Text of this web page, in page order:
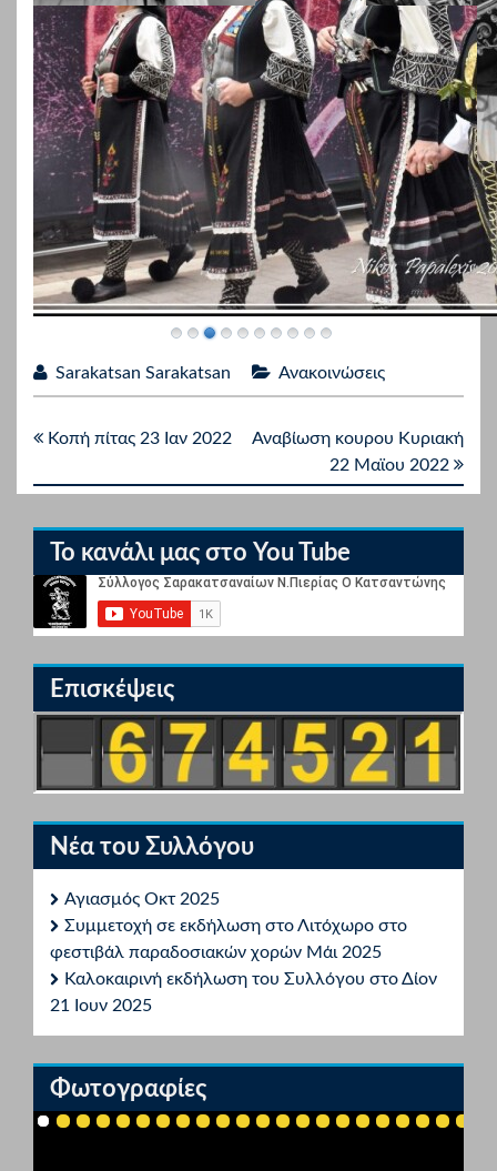
Sarakatsan Sarakatsan Ανακοινώσεις
Κοπή πίτας 23 Ιαν 2022
Αναβίωση κουρου Κυριακή
22 Μαϊου 2022
Το κανάλι μας στο You Tube
Επισκέψεις
Νέα του Συλλόγου
Αγιασμός Οκτ 2025
Συμμετοχή σε εκδήλωση στο Λιτόχωρο στο
φεστιβάλ παραδοσιακών χορών Μάι 2025
Καλοκαιρινή εκδήλωση του Συλλόγου στο Δίον
21 Ιουν 2025
Φωτογραφίες